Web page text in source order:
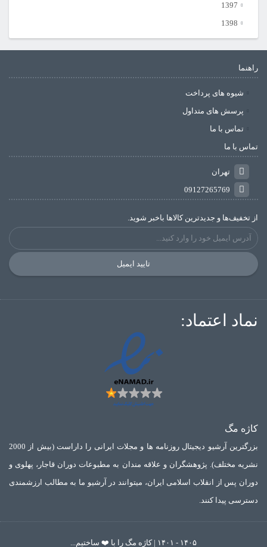
1397
1398
راهنما
شیوه های پرداخت
پرسش های متداول
تماس با ما
تماس با ما
تهران
09127265769
از تخفیف‌ها و جدیدترین‌ کالاها باخبر شوید.
تایید ایمیل
نماد اعتماد:
کاژه مگ
بزرگترین آرشیو دیجیتال روزنامه ها و مجلات ایرانی را داراست (بیش از 2000
نشریه مختلف). پژوهشگران و علاقه مندان به مطبوعات دوران قاجار، پهلوی و
دوران پس از انقلاب اسلامی ایران، میتوانند در آرشیو ما به مطالب ارزشمندی
دسترسی پیدا کنند.
۱۴۰۵ - ۱۴۰۱ | کاژه مگ را با ❤️ ساختیم...